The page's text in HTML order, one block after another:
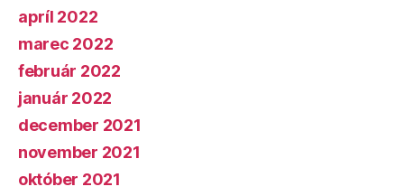
apríl 2022
marec 2022
február 2022
január 2022
december 2021
november 2021
október 2021